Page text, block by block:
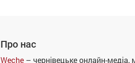
Про нас
Weche – чернівецьке онлайн-медіа,